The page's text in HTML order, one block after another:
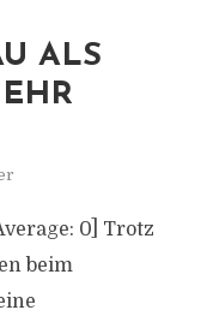
ALS
0] Trotz
beim